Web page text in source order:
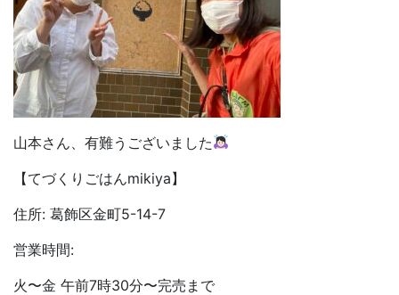
山本さん、有難うございました
【てづくりごはんmikiya】
住所: 葛飾区金町5-14-7
営業時間:
火〜金 午前7時30分〜完売まで